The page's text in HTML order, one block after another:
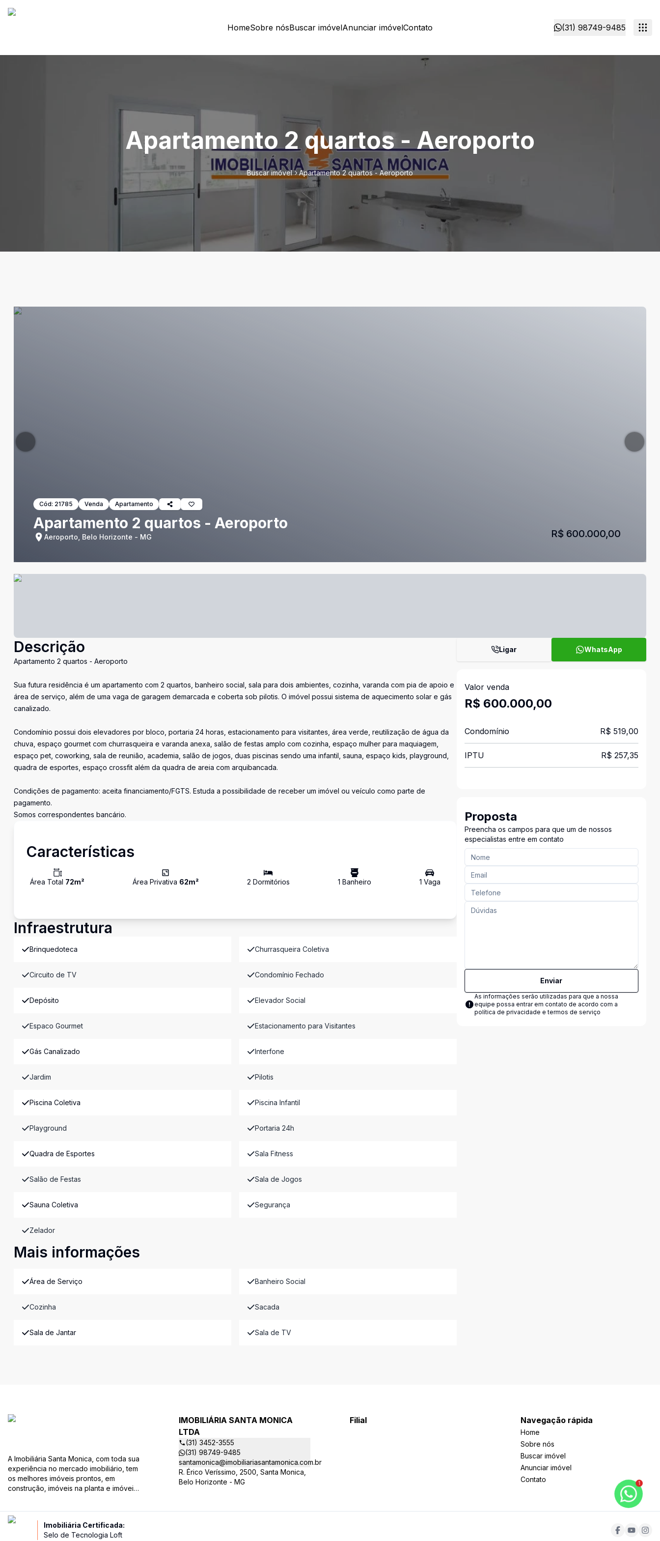
HomeSobre nósBuscar imóvelAnunciar imóvelContato (31) 98749-9485
Apartamento 2 quartos - Aeroporto
Buscar imóvel Apartamento 2 quartos - Aeroporto
Cód: 21785 Venda Apartamento
Apartamento 2 quartos - Aeroporto
Aeroporto, Belo Horizonte - MG R$ 600.000,00
Descrição
Apartamento 2 quartos - Aeroporto
Sua futura residência é um apartamento com 2 quartos, banheiro social, sala para dois ambientes, cozinha, varanda com pia de apoio e
área de serviço, além de uma vaga de garagem demarcada e coberta sob pilotis. O imóvel possui sistema de aquecimento solar e gás
canalizado.
Condomínio possui dois elevadores por bloco, portaria 24 horas, estacionamento para visitantes, área verde, reutilização de água da
chuva, espaço gourmet com churrasqueira e varanda anexa, salão de festas amplo com cozinha, espaço mulher para maquiagem,
espaço pet, coworking, sala de reunião, academia, salão de jogos, duas piscinas sendo uma infantil, sauna, espaço kids, playground,
quadra de esportes, espaço crossfit além da quadra de areia com arquibancada.
Condições de pagamento: aceita financiamento/FGTS. Estuda a possibilidade de receber um imóvel ou veículo como parte de
pagamento.
Somos correspondentes bancário.
Características
Área Total 72m² Área Privativa 62m² 2 Dormitórios 1 Banheiro 1 Vaga
Infraestrutura
Brinquedoteca Churrasqueira Coletiva
Circuito de TV Condomínio Fechado
Depósito Elevador Social
Espaco Gourmet Estacionamento para Visitantes
Gás Canalizado Interfone
Jardim Pilotis
Piscina Coletiva Piscina Infantil
Playground Portaria 24h
Quadra de Esportes Sala Fitness
Salão de Festas Sala de Jogos
Sauna Coletiva Segurança
Zelador
Mais informações
Área de Serviço Banheiro Social
Cozinha Sacada
Sala de Jantar Sala de TV
Ligar WhatsApp
Valor venda
R$ 600.000,00
Condomínio R$ 519,00
IPTU R$ 257,35
Proposta
Preencha os campos para que um de nossos
especialistas entre em contato
Enviar
As informações serão utilizadas para que a nossa
equipe possa entrar em contato de acordo com a
política de privacidade e termos de serviço
A Imobiliária Santa Monica, com toda sua
experiência no mercado imobiliário, tem
os melhores imóveis prontos, em
construção, imóveis na planta e imóveis
dimensões para melhor atender as suas
necessidades e anseios. Ao nos
procurar, nossos corretores –
IMOBILIÁRIA SANTA MONICA
LTDA
(31) 3452-3555
(31) 98749-9485
santamonica@imobiliariasantamonica.com.br
R. Érico Veríssimo, 2500, Santa Monica,
Belo Horizonte - MG
Filial Navegação rápida
Home
Sobre nós
Buscar imóvel
Anunciar imóvel
Contato
Imobiliária Certificada:
Selo de Tecnologia Loft
1